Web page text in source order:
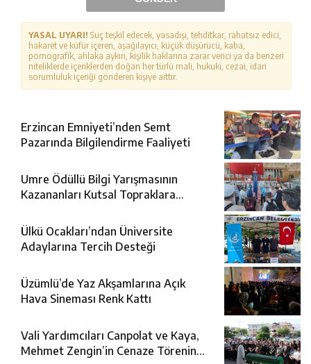
YASAL UYARI! Suç teşkil edecek, yasadışı, tehditkar, rahatsız edici,
hakaret ve küfür içeren, aşağılayıcı, küçük düşürücü, kaba,
pornografik, ahlaka aykırı, kişilik haklarına zarar verici ya da benzeri
niteliklerde içeriklerden doğan her türlü mali, hukuki, cezai, idari
sorumluluk içeriği gönderen kişiye aittir.
Erzincan Emniyeti’nden Semt
Pazarında Bilgilendirme Faaliyeti
Umre Ödüllü Bilgi Yarışmasının
Kazananları Kutsal Topraklara
Ülkü Ocakları’ndan Üniversite
Adaylarına Tercih Desteği
Üzümlü’de Yaz Akşamlarına Açık
Hava Sineması Renk Kattı
Vali Yardımcıları Canpolat ve Kaya,
Mehmet Zengin’in Cenaze Törenine